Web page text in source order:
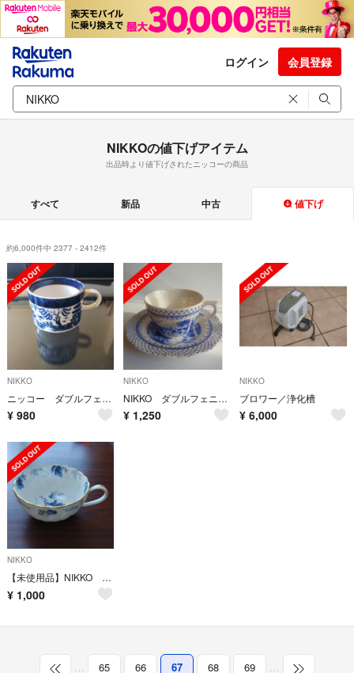
ログイン 会員登録
NIKKOの値下げアイテム
出品時より値下げされたニッコーの商品
すべて 新品 中古 値下げ
約6,000件中 2377 - 2412件
NIKKO
ニッコー ダブルフェニックス スープカップ 希少品
¥ 980
NIKKO
NIKKO ダブルフェニックス カップ&ソーサー（中古）
¥ 1,250
NIKKO
ブロワー／浄化槽
¥ 6,000
NIKKO
【未使用品】NIKKO BONE CHINA ぶどう 葡萄
¥ 1,000
… 65 66 67 68 69 …